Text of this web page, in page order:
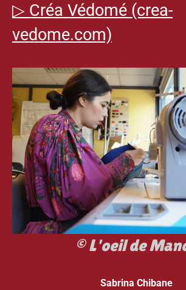
▷ Créa Védomé (crea-
vedome.com)
© L'oeil de
Sabrina Chibane